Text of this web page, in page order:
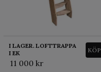
I LAGER. LOFTTRAPPA
I EK
11 000 kr
KÖP